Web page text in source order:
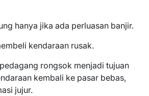
hanya jika ada perluasan banjir.
kendaraan rusak.
rongsok menjadi tujuan
kembali ke pasar bebas,
jujur.